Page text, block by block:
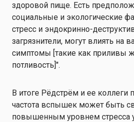
здоровой пище. Есть
социальные и экологические
стресс и эндокринно-
загрязнители, могут влиять на
симптомы [такие как приливы
потливость]".
В итоге Рёдстрём и ее коллеги
частота вспышек может быть
повышенным уровнем стресса